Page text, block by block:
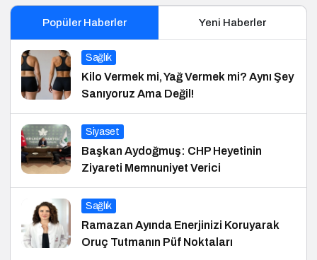
Popüler Haberler Yeni Haberler
Sağlık
Kilo Vermek mi, Yağ Vermek mi? Aynı Şey
Sanıyoruz Ama Değil!
Siyaset
Başkan Aydoğmuş: CHP Heyetinin
Ziyareti Memnuniyet Verici
Sağlık
Ramazan Ayında Enerjinizi Koruyarak
Oruç Tutmanın Püf Noktaları